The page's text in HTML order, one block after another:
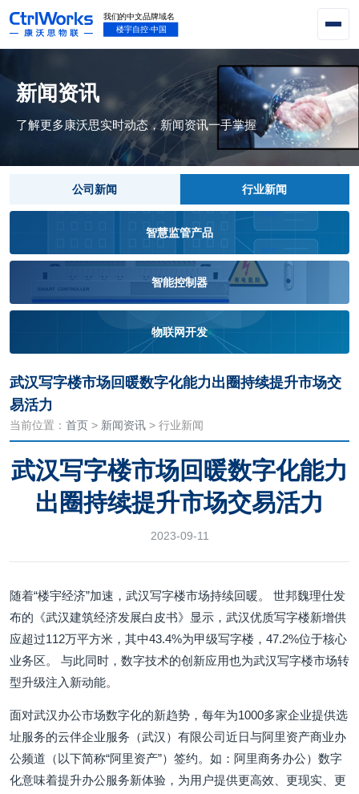
新闻资讯
了解更多康沃思实时动态，新闻资讯一手掌握
公司新闻 行业新闻
智慧监管产品
智能控制器
物联网开发
武汉写字楼市场回暖数字化能力出圈持续提升市场交
易活力
当前位置： 首页 > 新闻资讯 > 行业新闻
武汉写字楼市场回暖数字化能力
出圈持续提升市场交易活力
2023-09-11
随着“楼宇经济”加速，武汉写字楼市场持续回暖。 世邦魏理仕发
布的《武汉建筑经济发展白皮书》显示，武汉优质写字楼新增供
应超过112万平方米，其中43.4%为甲级写字楼，47.2%位于核心
业务区。 与此同时，数字技术的创新应用也为武汉写字楼市场转
型升级注入新动能。
面对武汉办公市场数字化的新趋势，每年为1000多家企业提供选
址服务的云伴企业服务（武汉）有限公司近日与阿里资产商业办
公频道（以下简称“阿里资产”）签约。如：阿里商务办公）数字
化意味着提升办公服务新体验，为用户提供更高效、更现实、更